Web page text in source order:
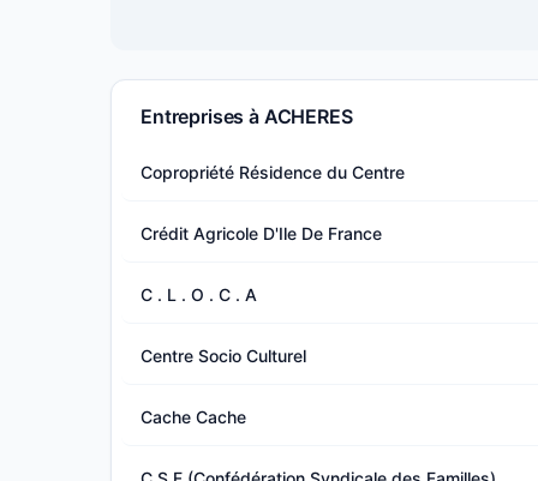
Entreprises à ACHERES
Copropriété Résidence du Centre
Crédit Agricole D'Ile De France
C . L . O . C . A
Centre Socio Culturel
Cache Cache